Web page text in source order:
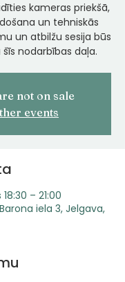
kameras priekšā,
un tehniskās
un atbilžu sesija būs
nodarbības daļa.
not on sale
events
– 21:00
iela 3, Jelgava,